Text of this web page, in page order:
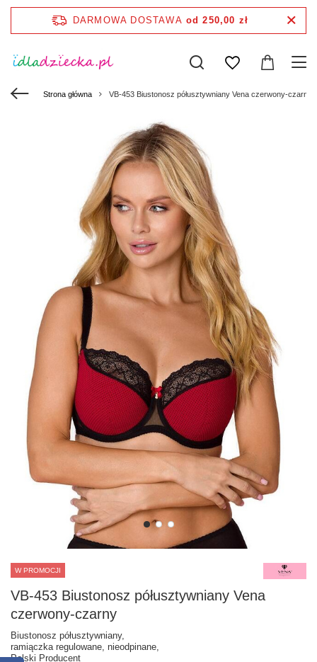
DARMOWA DOSTAWA od 250,00 zł
Strona główna VB-453 Biustonosz półusztywniany Vena czerwony-czarny
W PROMOCJI
VB-453 Biustonosz półusztywniany Vena
czerwony-czarny
Biustonosz półusztywniany,
ramiączka regulowane, nieodpinane,
Polski Producent